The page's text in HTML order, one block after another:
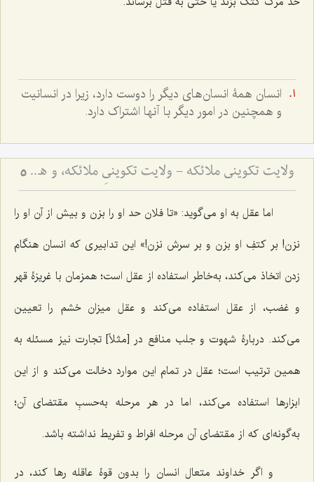
انسان همۀ انسان‌های دیگر را دوست دارد، زیرا در انسانیت
و همچنین در امور دیگر با آنها اشتراک دارد.
ولایت تکوینی ملائکه - ولایت تکوینیِ ملائکه، و همانندیِ انسان و جن و شیطان با ملائکه، در استفاده از اسماء و صفات الهی 5
اما عقل به او می‌گوید: «تا فلان حد او را بزن و بیش از آن او را
نزن! بر کتفِ او بزن و بر سرش نزن!» این تدابیری که انسان هنگام
زدن اتخاذ می‌کند، به‌خاطر استفاده از عقل است؛ همزمان با غریزۀ قهر
و غضب، از عقل استفاده می‌کند و عقل میزان خشم را تعیین
می‌کند. دربارۀ شهوت و جلب منافع در [مثلاً] تجارت نیز مسئله به
همین ترتیب است؛ عقل در تمام این موارد دخالت می‌کند و از این
ابزارها استفاده می‌کند، اما در هر مرحله به‌حسبِ مقتضای آن؛
به‌گونه‌ای که از مقتضای آن مرحله افراط و تفریط نداشته باشد.
و اگر خداوند متعال انسان را بدون قوۀ عاقله رها کند، در